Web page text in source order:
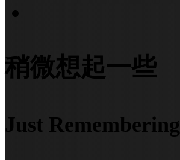
稍微想起一些
Just Remembering